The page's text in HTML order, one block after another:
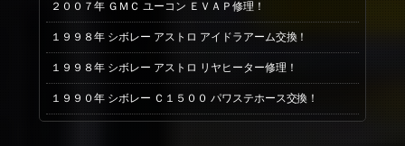
２００７年 ＧＭＣ ユーコン ＥＶＡＰ修理！
１９９８年 シボレー アストロ アイドラアーム交換！
１９９８年 シボレー アストロ リヤヒーター修理！
１９９０年 シボレー Ｃ１５００ パワステホース交換！